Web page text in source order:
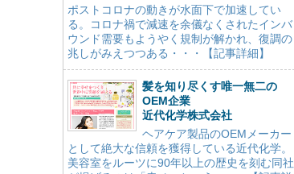
ポストコロナの動きが水面下で加速してい
る。コロナ禍で減速を余儀なくされたインバ
ウンド需要もようやく規制が解かれ、復調の
兆しがみえつつある・・・【記事詳細】
髪を知り尽くす唯一無二の
OEM企業
近代化学株式会社
ヘアケア製品のOEMメーカー
として絶大な信頼を獲得している近代化学。
美容室をルーツに90年以上の歴史を刻む同社